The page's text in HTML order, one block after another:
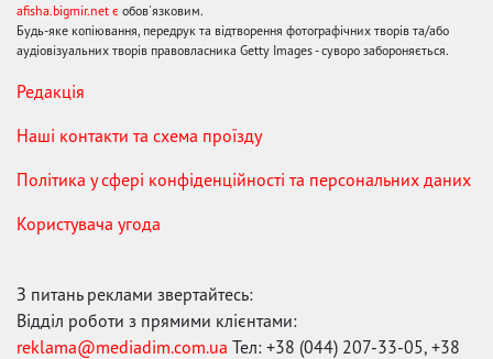
afisha.bigmir.net є обов'язковим.
Будь-яке копіювання, передрук та відтворення фотографічних творів та/або
аудіовізуальних творів правовласника Getty Images - суворо забороняється.
Редакція
Наші контакти та схема проїзду
Політика у сфері конфіденційності та персональних даних
Користувача угода
З питань реклами звертайтесь:
Відділ роботи з прямими клієнтами:
reklama@mediadim.com.ua Тел: +38 (044) 207-33-05, +38